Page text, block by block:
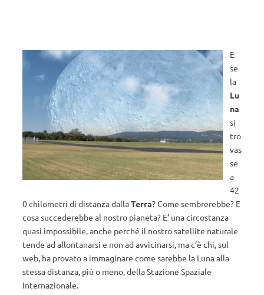
E
se
la
Lu
na
si
tro
vas
se
a
42
0 chilometri di distanza dallaTerra? Come sembrerebbe? E
cosa succederebbe al nostro pianeta? E’ una circostanza
quasi impossibile, anche perché il nostro satellite naturale
tende ad allontanarsi e non ad avvicinarsi, ma c’è chi, sul
web, ha provato a immaginare come sarebbe la Luna alla
stessa distanza, più o meno, della Stazione Spaziale
Internazionale.